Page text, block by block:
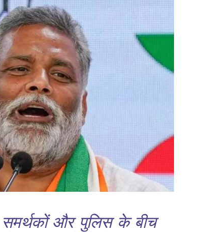
और पुलिस के बीच